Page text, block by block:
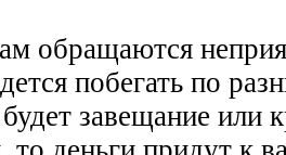
обращаются
побегать по
завещание или